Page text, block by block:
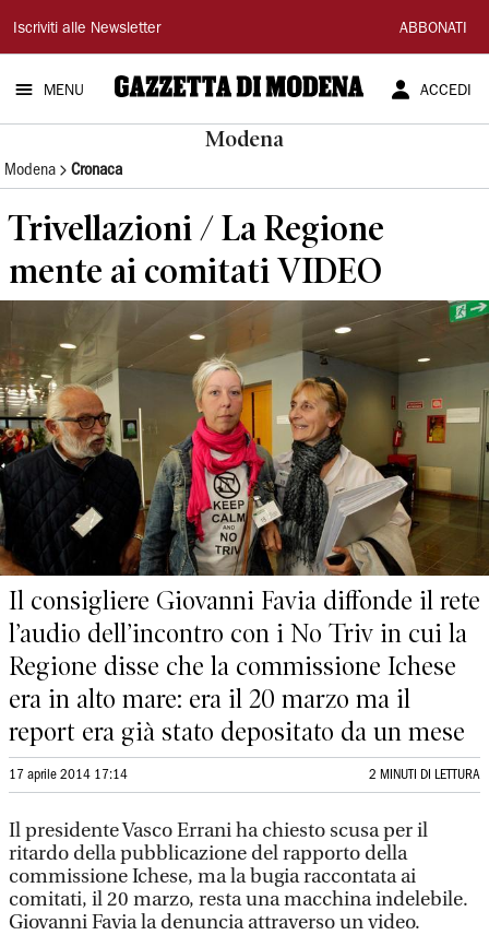
Gazzetta
di
Modena
Iscriviti alle Newsletter ABBONATI
MENU ACCEDI
Modena
Modena Cronaca
Trivellazioni / La Regione
mente ai comitati VIDEO
Il consigliere Giovanni Favia diffonde il rete
l’audio dell’incontro con i No Triv in cui la
Regione disse che la commissione Ichese
era in alto mare: era il 20 marzo ma il
report era già stato depositato da un mese
17 aprile 2014 17:14 2 MINUTI DI LETTURA
Il presidente Vasco Errani ha chiesto scusa per il
ritardo della pubblicazione del rapporto della
commissione Ichese, ma la bugia raccontata ai
comitati, il 20 marzo, resta una macchina indelebile.
Giovanni Favia la denuncia attraverso un video.